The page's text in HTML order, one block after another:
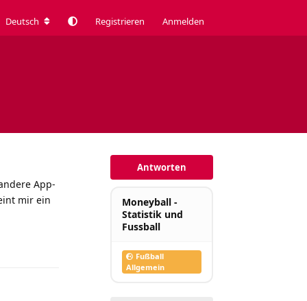
Deutsch Registrieren Anmelden
Antworten
Moneyball -
Statistik und
Fussball
Fußball
Allgemein
App-
mir ein